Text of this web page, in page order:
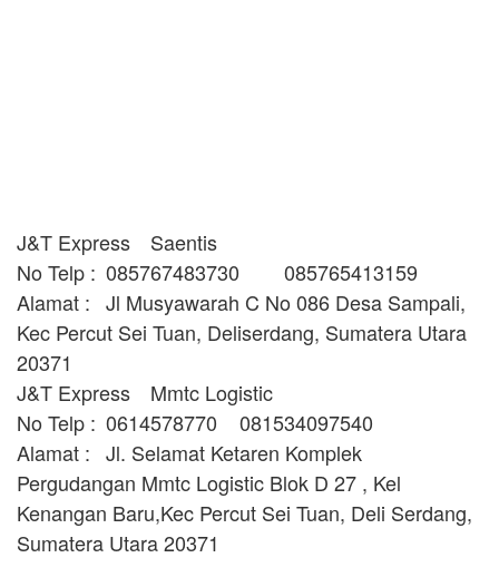
J&T Express
Saentis
No Telp : 085767483730
085765413159
Alamat : Jl Musyawarah C No 086 Desa Sampali,
Kec Percut Sei Tuan, Deliserdang, Sumatera Utara
20371
J&T Express
Mmtc Logistic
No Telp : 0614578770
081534097540
Alamat : Jl. Selamat Ketaren Komplek
Pergudangan Mmtc Logistic Blok D 27 , Kel
Kenangan Baru,Kec Percut Sei Tuan, Deli Serdang,
Sumatera Utara 20371